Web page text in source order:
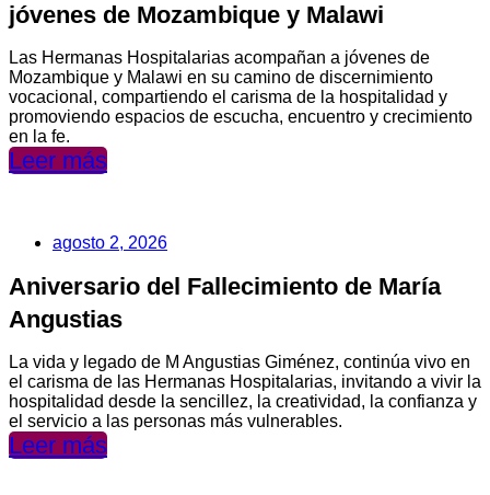
jóvenes de Mozambique y Malawi
Las Hermanas Hospitalarias acompañan a jóvenes de
Mozambique y Malawi en su camino de discernimiento
vocacional, compartiendo el carisma de la hospitalidad y
promoviendo espacios de escucha, encuentro y crecimiento
en la fe.
Leer más
agosto 2, 2026
Aniversario del Fallecimiento de María
Angustias
La vida y legado de M Angustias Giménez, continúa vivo en
el carisma de las Hermanas Hospitalarias, invitando a vivir la
hospitalidad desde la sencillez, la creatividad, la confianza y
el servicio a las personas más vulnerables.
Leer más